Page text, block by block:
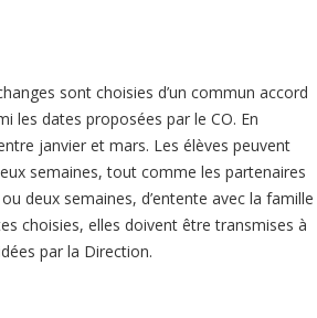
sont choisies d’un commun accord
les dates proposées par le CO. En
janvier et mars. Les élèves peuvent
semaines, tout comme les partenaires
deux semaines, d’entente avec la famille
choisies, elles doivent être transmises à
par la Direction.